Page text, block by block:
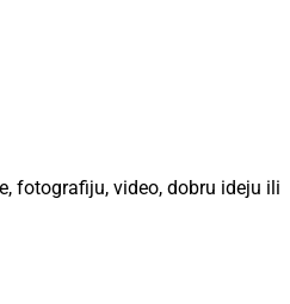
fotografiju, video, dobru ideju ili